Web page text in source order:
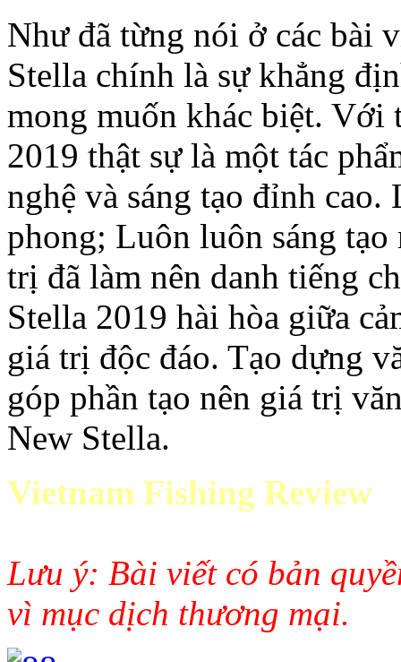
Như đã từng nói ở các bài
Stella chính là sự khẳng
mong muốn khác biệt. Với
2019 thật sự là một tác
nghệ và sáng tạo đỉnh
phong; Luôn luôn sáng
trị đã làm nên danh tiếng
Stella 2019 hài hòa giữa
giá trị độc đáo. Tạo dựng
góp phần tạo nên giá trị
New Stella.
Vietnam Fishing Review
Lưu ý: Bài viết có bản
vì mục dịch thương mại.